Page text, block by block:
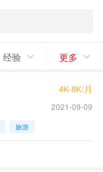
经验 更多
4K-8K/月
2021-09-09
旅游